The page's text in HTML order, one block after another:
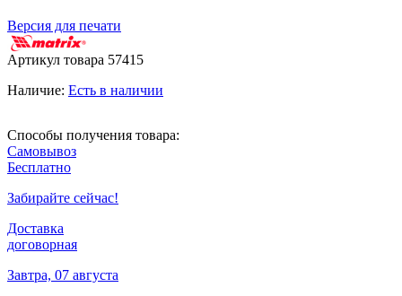
Версия для печати
Артикул товара 57415
Наличие: Есть в наличии
Способы получения товара:
Самовывоз
Бесплатно
Забирайте сейчас!
Доставка
договорная
Завтра, 07 августа